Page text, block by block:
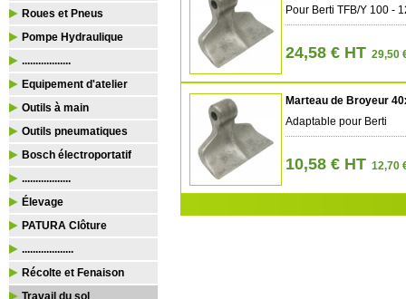
Roues et Pneus
Pompe Hydraulique
..................
Equipement d'atelier
Outils à main
Outils pneumatiques
Bosch électroportatif
..................
Élevage
PATURA Clôture
...................
Récolte et Fenaison
Travail du sol
Pour Berti TFB/Y 100 -
24,58 € HT 29,50
Marteau de Broyeur
Adaptable pour Berti
10,58 € HT 12,70